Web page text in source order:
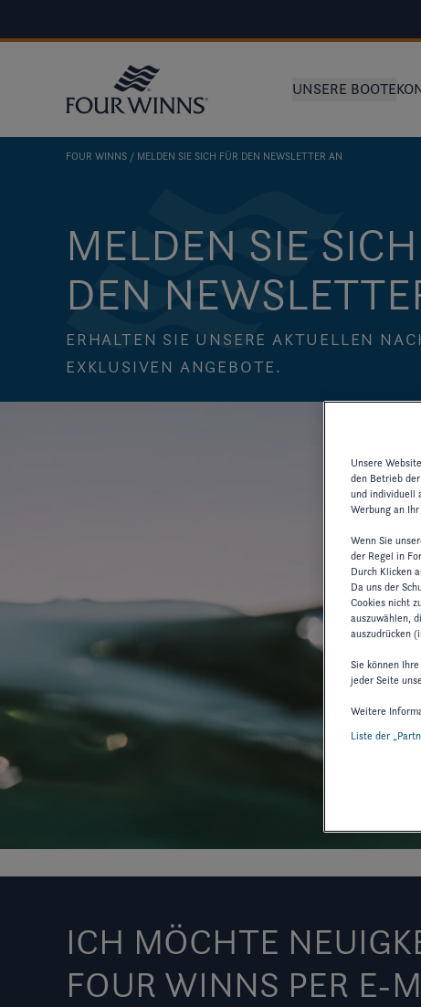
UNSERE BOOTE
FOUR WINNS MELDEN SIE SICH FÜR DEN NEWSLETTER AN
MELDEN SIE
DEN
ERHALTEN SIE UNSERE AKTUELLEN
EXKLUSIVEN ANGEBOTE.
ICH MÖCHTE
FOUR WINNS PER E-
Unsere
den Betrieb
und individuell
Werbung an
Wenn Sie
der Regel in
Durch Klicken
Da uns der
Cookies nicht
auszuwählen,
auszudrücken
Sie können
jeder Seite
Weitere
Liste der